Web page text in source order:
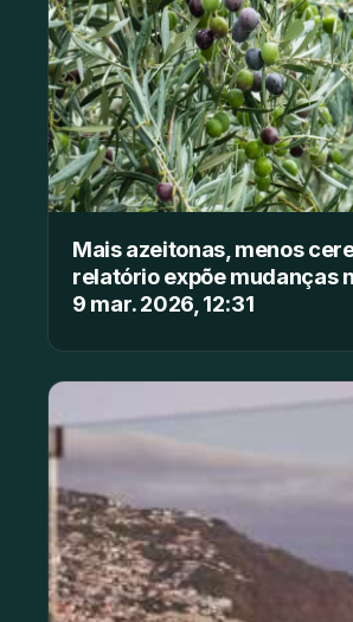
Mais azeitonas, menos
relatório expõe mudanças
9 mar. 2026, 12:31